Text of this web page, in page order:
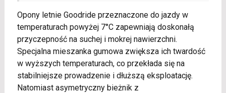
Opony letnie Goodride przeznaczone do jazdy w
temperaturach powyżej 7°C zapewniają doskonałą
przyczepność na suchej i mokrej nawierzchni.
Specjalna mieszanka gumowa zwiększa ich twardość
w wyższych temperaturach, co przekłada się na
stabilniejsze prowadzenie i dłuższą eksploatację.
Natomiast asymetryczny bieżnik z